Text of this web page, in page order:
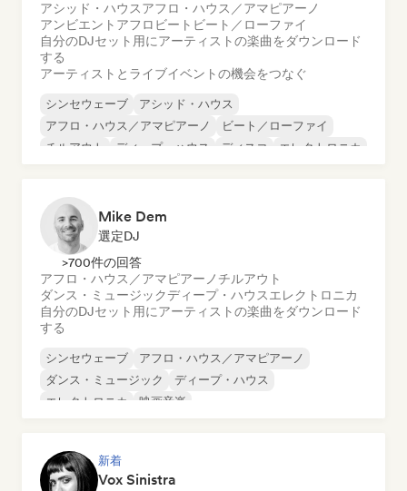
アシッド・ハウスアフロ・ハウス／アマピアーノ
アンビエント アフロビート ビート／ローファイ
自分のDJセット用にアーティストの楽曲をダウンロード
する
アーティストとライブイベントの機会をつなぐ
シンセウェーブ
アシッド・ハウス
アフロ・ハウス／アマピアーノ
ビート／ローファイ
チルアウト
ディープ・ハウス ディスコ エレクトロニカ
Mike Dem
選定DJ
>700件の回答
アフロ・ハウス／アマピアーノ チルアウト
ダンス・ミュージックディープ・ハウスエレクトロニカ
自分のDJセット用にアーティストの楽曲をダウンロード
する
シンセウェーブ
アフロ・ハウス／アマピアーノ
ダンス・ミュージック
ディープ・ハウス
エレクトロニカ
映画音楽
新着
Vox Sinistra